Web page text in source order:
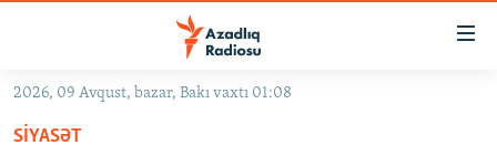
Əsas
qayıt
GÜNDƏM
2026, 09 Avqust, bazar, Bakı vaxtı 01:08
SIYASƏT